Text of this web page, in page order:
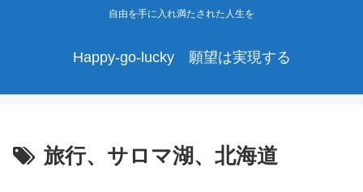
自由を手に入れ満たされた人生を
Happy-go-lucky 願望は実現する
旅行、サロマ湖、北海道